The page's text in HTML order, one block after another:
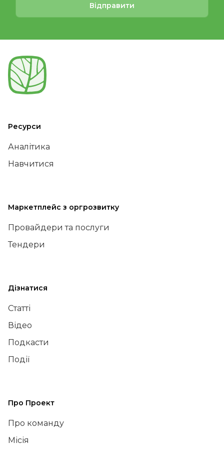
Відправити
Ресурси
Аналітика
Навчитися
Маркетплейс з оргрозвитку
Провайдери та послуги
Тендери
Дізнатися
Статті
Відео
Подкасти
Події
Про Проект
Про команду
Місія